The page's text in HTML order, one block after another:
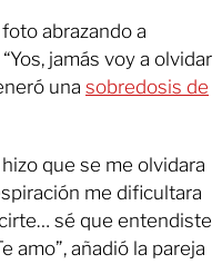
abrazando a
jamás voy a olvidar
una sobredosis de
que se me olvidara
me dificultara
sé que entendiste
amo”, añadió la pareja